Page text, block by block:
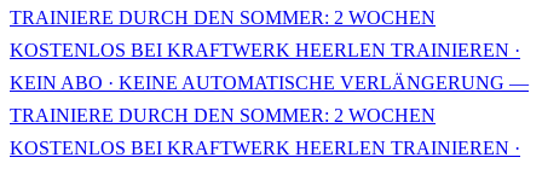
TRAINIERE DURCH DEN SOMMER: 2 WOCHEN
KOSTENLOS BEI KRAFTWERK HEERLEN TRAINIEREN ·
KEIN ABO · KEINE AUTOMATISCHE VERLÄNGERUNG —
TRAINIERE DURCH DEN SOMMER: 2 WOCHEN
KOSTENLOS BEI KRAFTWERK HEERLEN TRAINIEREN ·